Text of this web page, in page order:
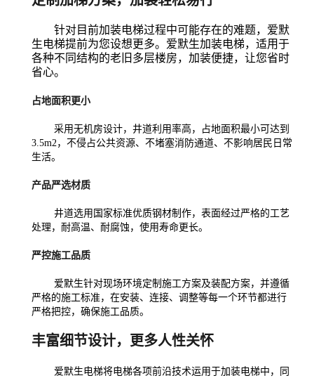
针对目前加装电梯过程中可能存在的难题，爱默
生电梯提前为您设想更多。爱默生加装电梯，适用于
各种不同结构的老旧多层楼房，加装便捷，让您省时
省心。
占地面积更小
采用无机房设计，井道利用率高，占地面积最小可达到
3.5m2，不侵占公共资源、不堵塞消防通道、不影响居民日常
生活。
产品严选材质
井道选用国家标准优质钢材制作，表面经过严格的工艺
处理，耐高温、耐腐蚀，使用寿命更长。
严控施工品质
爱默生针对现场环境定制施工方案及装配方案，并遵循
严格的施工标准，在安装、连接、调整等每一个环节都进行
严格把控，确保施工品质。
丰富细节设计，更多人性关怀
爱默生电梯将电梯各项前沿技术运用于加装电梯中，同